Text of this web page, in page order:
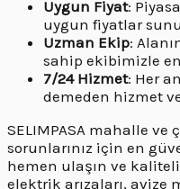
Uygun Fiyat:
uygun fiyatlar
Uzman Ekip:
sahip ekibimizle
7/24 Hizmet: Her
demeden hizmet
SELIMPASA mahalle
sorunlarınız için en
hemen ulaşın ve
elektrik arızaları, avize